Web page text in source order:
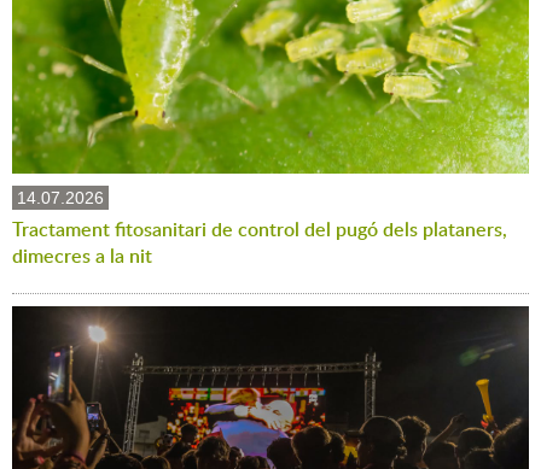
14.07.2026
Tractament fitosanitari de control del pugó dels plataners,
dimecres a la nit